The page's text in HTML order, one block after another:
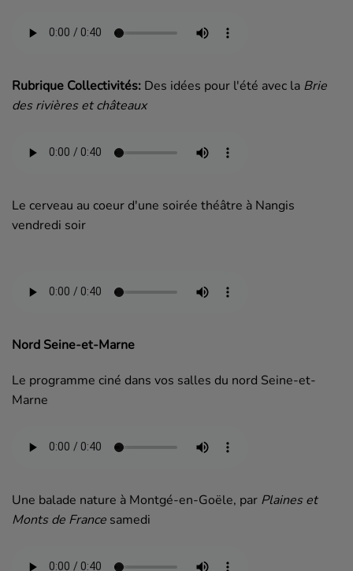
Rubrique Collectivités: Des idées pour l'été avec la Brie
des rivières et châteaux
Le cerveau au coeur d'une soirée théâtre à Nangis
vendredi soir
Nord Seine-et-Marne
Le programme ciné dans vos salles du nord Seine-et-
Marne
Une balade nature à Montgé-en-Goële, par Plaines et
Monts de France samedi